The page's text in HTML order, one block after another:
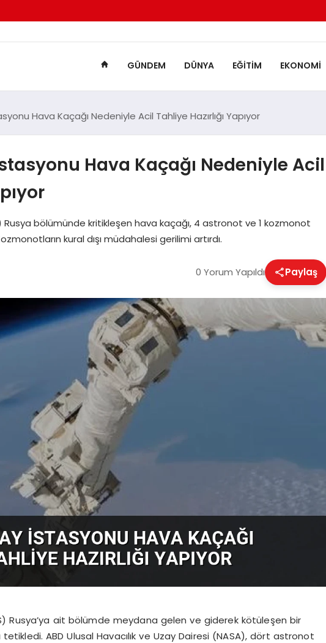
GÜNDEM DÜNYA EĞITIM EKONOMI
Hava Kaçağı Nedeniyle Acil Tahliye Hazırlığı Yapıyor
Hava Kaçağı Nedeniyle Acil
Rusya bölümünde kritikleşen hava kaçağı, 4 astronot ve 1 kozmonot
kural dışı müdahalesi gerilimi artırdı.
0 Yorum Yapıldı Paylaş
Rusya’ya ait bölümde meydana gelen ve giderek kötüleşen bir
tetikledi. ABD Ulusal Havacılık ve Uzay Dairesi (NASA), dört astronot